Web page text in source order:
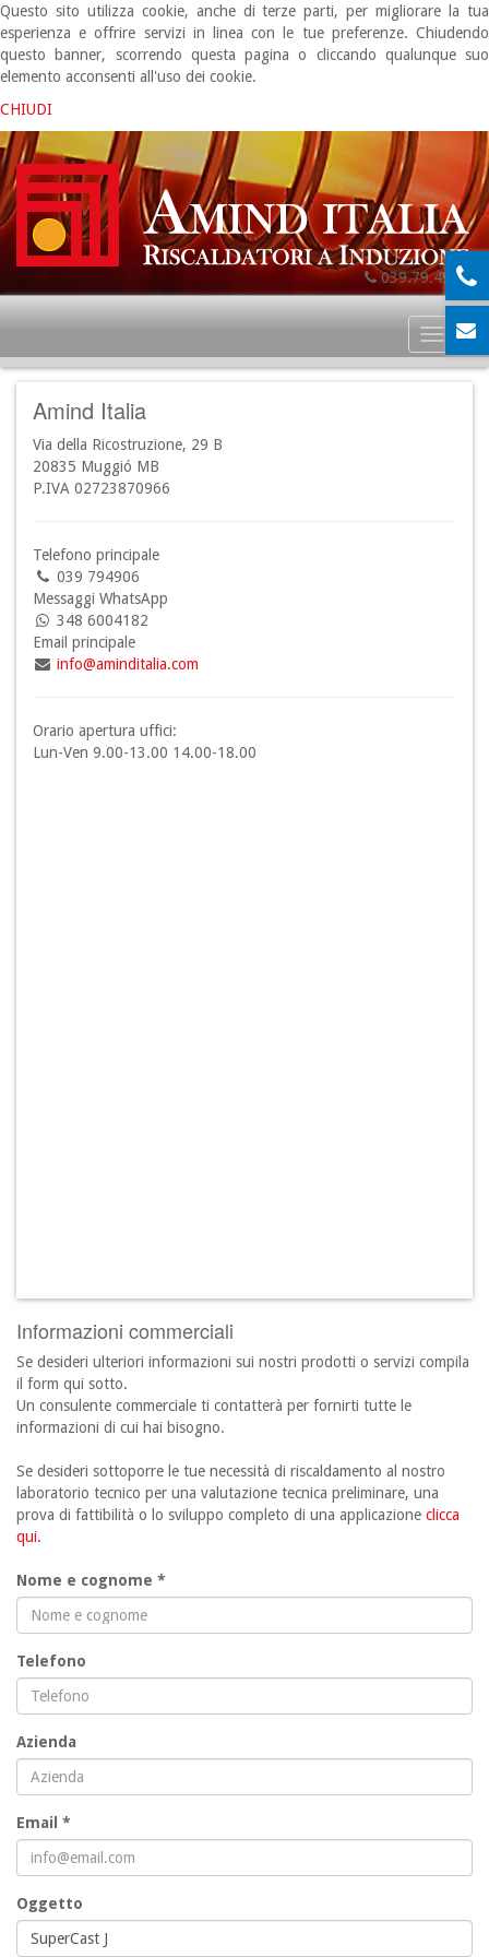
Questo sito utilizza cookie, anche di terze parti, per migliorare la tua
esperienza e offrire servizi in linea con le tue preferenze. Chiudendo
questo banner, scorrendo questa pagina o cliccando qualunque suo
elemento acconsenti all'uso dei cookie.
CHIUDI
039.79.49.06
Amind Italia
Via della Ricostruzione, 29 B
20835 Muggió MB
P.IVA 02723870966
Telefono principale
039 794906
Messaggi WhatsApp
348 6004182
Email principale
info@aminditalia.com
Orario apertura uffici:
Lun-Ven 9.00-13.00 14.00-18.00
Informazioni commerciali
Se desideri ulteriori informazioni sui nostri prodotti o servizi compila
il form qui sotto.
Un consulente commerciale ti contatterà per fornirti tutte le
informazioni di cui hai bisogno.
Se desideri sottoporre le tue necessità di riscaldamento al nostro
laboratorio tecnico per una valutazione tecnica preliminare, una
prova di fattibilità o lo sviluppo completo di una applicazione clicca
qui.
Nome e cognome *
Telefono
Azienda
Email *
Oggetto